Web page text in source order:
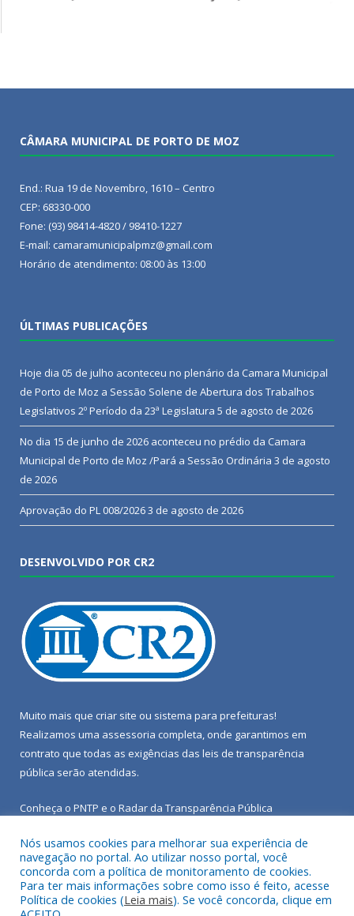
CÂMARA MUNICIPAL DE PORTO DE MOZ
End.: Rua 19 de Novembro, 1610 – Centro
CEP: 68330-000
Fone: (93) 98414-4820 / 98410-1227
E-mail: camaramunicipalpmz@gmail.com
Horário de atendimento: 08:00 às 13:00
ÚLTIMAS PUBLICAÇÕES
Hoje dia 05 de julho aconteceu no plenário da Camara Municipal
de Porto de Moz a Sessão Solene de Abertura dos Trabalhos
Legislativos 2º Período da 23ª Legislatura 5 de agosto de 2026
No dia 15 de junho de 2026 aconteceu no prédio da Camara
Municipal de Porto de Moz /Pará a Sessão Ordinária 3 de agosto
de 2026
Aprovação do PL 008/20263 de agosto de 2026
DESENVOLVIDO POR CR2
Muito mais que criar site ou sistema para prefeituras!
Realizamos uma assessoria completa, onde garantimos em
contrato que todas as exigências das leis de transparência
pública serão atendidas.
Conheça o PNTP e o Radar da Transparência Pública
Todos os direitos reservados a Câmara Municipal de Porto de
Moz.
Nós usamos cookies para melhorar sua experiência de
navegação no portal. Ao utilizar nosso portal, você
concorda com a política de monitoramento de cookies.
Para ter mais informações sobre como isso é feito, acesse
Política de cookies (Leia mais). Se você concorda, clique em